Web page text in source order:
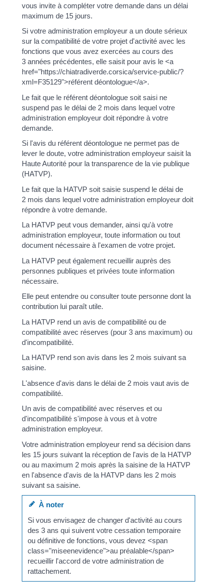
vous invite à compléter votre demande dans un délai
maximum de 15 jours.
Si votre administration employeur a un doute sérieux
sur la compatibilité de votre projet d'activité avec les
fonctions que vous avez exercées au cours des
3 années précédentes, elle saisit pour avis le <a
href="https://chiatradiverde.corsica/service-public/?
xml=F35129">référent déontologue</a>.
Le fait que le référent déontologue soit saisi ne
suspend pas le délai de 2 mois dans lequel votre
administration employeur doit répondre à votre
demande.
Si l'avis du référent déontologue ne permet pas de
lever le doute, votre administration employeur saisit la
Haute Autorité pour la transparence de la vie publique
(HATVP).
Le fait que la HATVP soit saisie suspend le délai de
2 mois dans lequel votre administration employeur doit
répondre à votre demande.
La HATVP peut vous demander, ainsi qu'à votre
administration employeur, toute information ou tout
document nécessaire à l'examen de votre projet.
La HATVP peut également recueillir auprès des
personnes publiques et privées toute information
nécessaire.
Elle peut entendre ou consulter toute personne dont la
contribution lui paraît utile.
La HATVP rend un avis de compatibilité ou de
compatibilité avec réserves (pour 3 ans maximum) ou
d'incompatibilité.
La HATVP rend son avis dans les 2 mois suivant sa
saisine.
L'absence d'avis dans le délai de 2 mois vaut avis de
compatibilité.
Un avis de compatibilité avec réserves et ou
d'incompatibilité s'impose à vous et à votre
administration employeur.
Votre administration employeur rend sa décision dans
les 15 jours suivant la réception de l'avis de la HATVP
ou au maximum 2 mois après la saisine de la HATVP
en l'absence d'avis de la HATVP dans les 2 mois
suivant sa saisine.
À noter
Si vous envisagez de changer d'activité au cours
des 3 ans qui suivent votre cessation temporaire
ou définitive de fonctions, vous devez <span
class="miseenevidence">au préalable</span>
recueillir l'accord de votre administration de
rattachement.